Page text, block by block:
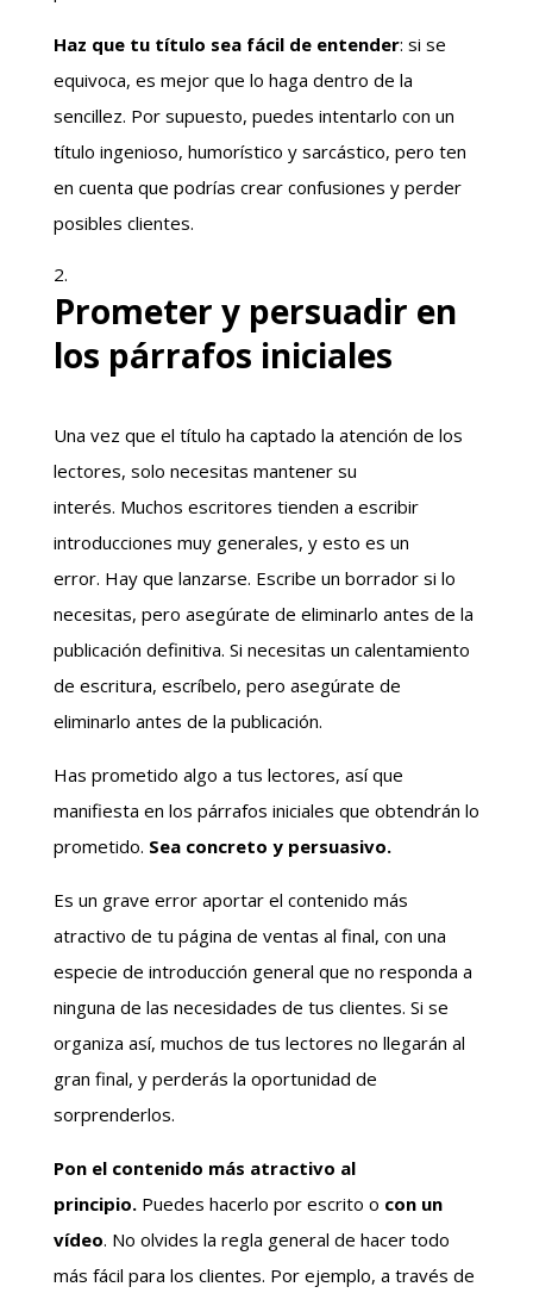
Haz que tu título sea fácil de entender: si se
equivoca, es mejor que lo haga dentro de la
sencillez. Por supuesto, puedes intentarlo con un
título ingenioso, humorístico y sarcástico, pero ten
en cuenta que podrías crear confusiones y perder
posibles clientes.
Prometer y persuadir en
los párrafos iniciales
Una vez que el título ha captado la atención de los
lectores, solo necesitas mantener su
interés. Muchos escritores tienden a escribir
introducciones muy generales, y esto es un
error. Hay que lanzarse. Escribe un borrador si lo
necesitas, pero asegúrate de eliminarlo antes de la
publicación definitiva. Si necesitas un calentamiento
de escritura, escríbelo, pero asegúrate de
eliminarlo antes de la publicación.
Has prometido algo a tus lectores, así que
manifiesta en los párrafos iniciales que obtendrán lo
prometido. Sea concreto y persuasivo.
Es un grave error aportar el contenido más
atractivo de tu página de ventas al final, con una
especie de introducción general que no responda a
ninguna de las necesidades de tus clientes. Si se
organiza así, muchos de tus lectores no llegarán al
gran final, y perderás la oportunidad de
sorprenderlos.
Pon el contenido más atractivo al
principio.Puedes hacerlo por escrito o con un
vídeo. No olvides la regla general de hacer todo
más fácil para los clientes. Por ejemplo, a través de